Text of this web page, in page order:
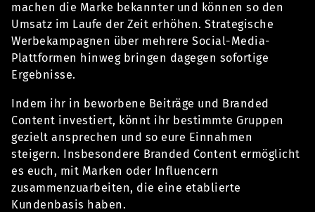
machen die Marke bekannter und können so den
Umsatz im Laufe der Zeit erhöhen. Strategische
Werbekampagnen über mehrere Social-Media-
Plattformen hinweg bringen dagegen sofortige
Ergebnisse.
Indem ihr in beworbene Beiträge und Branded
Content investiert, könnt ihr bestimmte Gruppen
gezielt ansprechen und so eure Einnahmen
steigern. Insbesondere Branded Content ermöglicht
es euch, mit Marken oder Influencern
zusammenzuarbeiten, die eine etablierte
Kundenbasis haben.